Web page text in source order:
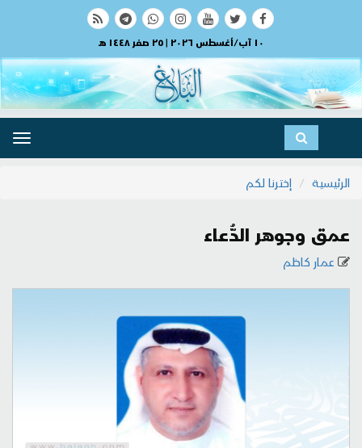
١٠ آب/أغسطس ٢٠٢٦ | ٢٥ صفر ١٤٤٨ هـ
الرئيسية
إخترنا لكم
عمق وجوهر الدُّعاء
عمار كاظم